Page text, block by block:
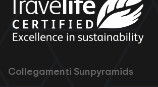
Collegamenti Sunpyramids